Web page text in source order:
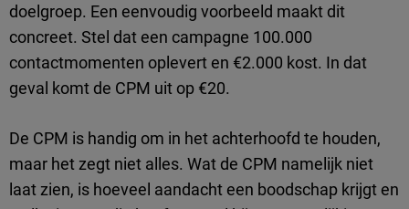
doelgroep. Een eenvoudig voorbeeld maakt dit
concreet. Stel dat een campagne 100.000
contactmomenten oplevert en €2.000 kost. In dat
geval komt de CPM uit op €20.
De CPM is handig om in het achterhoofd te houden,
maar het zegt niet alles. Wat de CPM namelijk niet
laat zien, is hoeveel aandacht een boodschap krijgt en